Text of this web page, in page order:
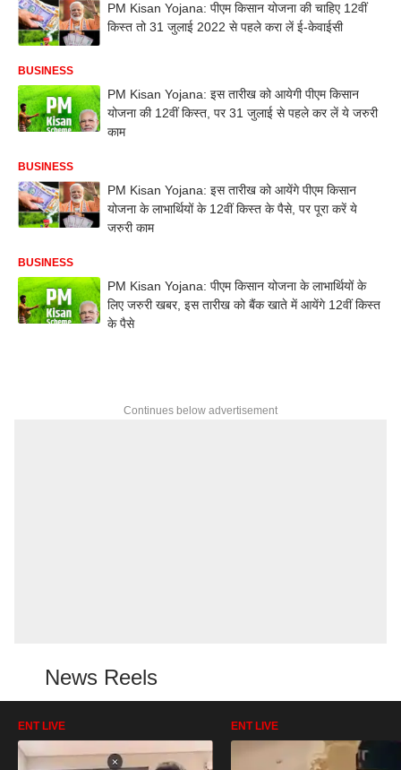
PM Kisan Yojana: पीएम किसान योजना की चाहिए 12वीं
किस्त तो 31 जुलाई 2022 से पहले करा लें ई-केवाईसी
BUSINESS
PM Kisan Yojana: इस तारीख को आयेगी पीएम किसान
योजना की 12वीं किस्त, पर 31 जुलाई से पहले कर लें ये जरुरी
काम
BUSINESS
PM Kisan Yojana: इस तारीख को आयेंगे पीएम किसान
योजना के लाभार्थियों के 12वीं किस्त के पैसे, पर पूरा करें ये
जरुरी काम
BUSINESS
PM Kisan Yojana: पीएम किसान योजना के लाभार्थियों के
लिए जरुरी खबर, इस तारीख को बैंक खाते में आयेंगे 12वीं किस्त
के पैसे
Continues below advertisement
News Reels
ENT LIVE ENT LIVE